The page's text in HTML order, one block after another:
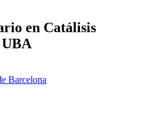
en Catálisis
Barcelona